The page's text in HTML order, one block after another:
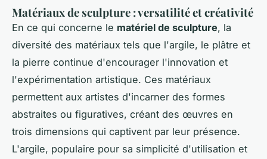
Matériaux de sculpture : versatilité et créativité
En ce qui concerne le matériel de sculpture, la
diversité des matériaux tels que l'argile, le plâtre et
la pierre continue d'encourager l'innovation et
l'expérimentation artistique. Ces matériaux
permettent aux artistes d'incarner des formes
abstraites ou figuratives, créant des œuvres en
trois dimensions qui captivent par leur présence.
L'argile, populaire pour sa simplicité d'utilisation et